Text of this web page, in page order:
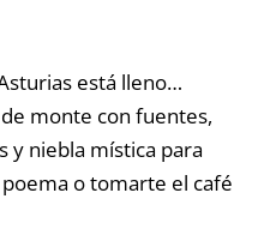
está lleno…
monte con fuentes,
y niebla mística para
o tomarte el café